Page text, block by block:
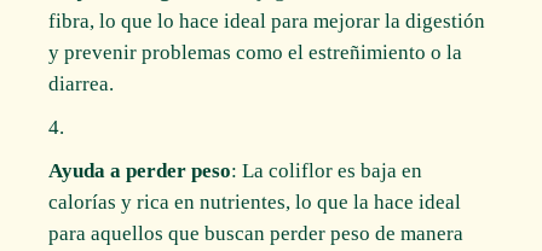
fibra, lo que lo hace ideal para mejorar la digestión
y prevenir problemas como el estreñimiento o la
diarrea.
Ayuda a perder peso: La coliflor es baja en
calorías y rica en nutrientes, lo que la hace ideal
para aquellos que buscan perder peso de manera